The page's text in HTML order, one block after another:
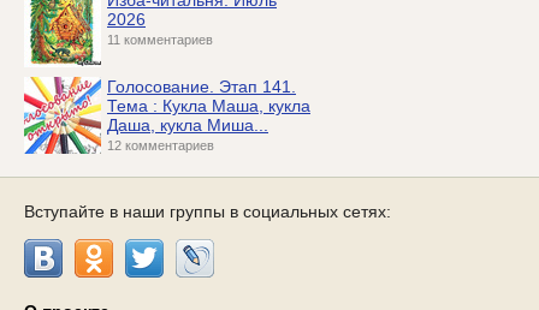
2026
11 комментариев
Голосование. Этап 141.
Тема : Кукла Маша, кукла
Даша, кукла Миша...
12 комментариев
Вступайте в наши группы в социальных сетях: